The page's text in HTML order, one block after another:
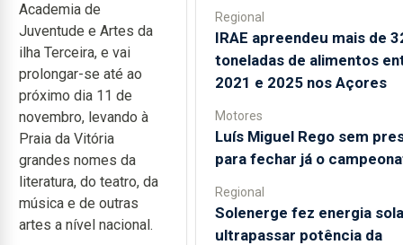
Academia de
Juventude e Artes da
ilha Terceira, e vai
prolongar-se até ao
próximo dia 11 de
novembro, levando à
Praia da Vitória
grandes nomes da
literatura, do teatro, da
música e de outras
artes a nível nacional.
Regional
IRAE apreendeu mais de
toneladas de alimentos
2021 e 2025 nos Açores
Motores
Luís Miguel Rego sem
para fechar já o
Regional
Solenerge fez energia
ultrapassar potência da